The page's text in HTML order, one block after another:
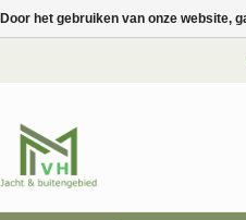
Door het gebruiken van onze website,